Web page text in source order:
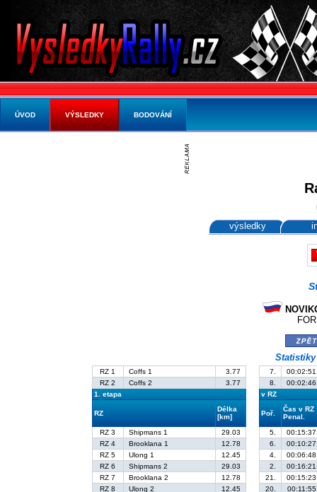
výsledky
RZ 1 Coffs 1 3.77 7.
RZ 2
Coffs 2 3.77 8.
1. etapa
v RZ
RZ
Délka
[km]
Poř.
Čas v RZ
Penal.
RZ 3
Shipmans 1 29.03 5.
RZ 4
Brooklana 1 12.78 6.
RZ 5
Ulong 1 12.45 4.
RZ 6
Shipmans 2 29.03 2.
RZ 7
Brooklana 2 12.78 21.
RZ 8
Ulong 2 12.45 20.
ÚVOD VÝSLEDKY BODOVÁNÍ